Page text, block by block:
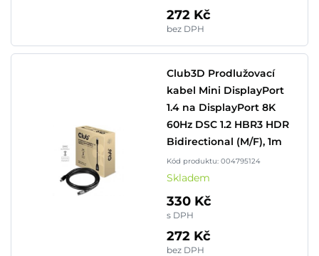
272 Kč
bez DPH
Club3D Prodlužovací
kabel Mini DisplayPort
1.4 na DisplayPort 8K
60Hz DSC 1.2 HBR3 HDR
Bidirectional (M/F), 1m
Kód produktu: 004795124
Skladem
330 Kč
s DPH
272 Kč
bez DPH